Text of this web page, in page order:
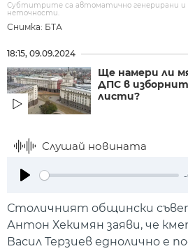
Снимка: БТА
Субтитрите са автоматично генерирани и
неточности.
18:15, 09.09.2024
Ще намери ли
ДПС в
листи?
Слушай новината
Столичният общински
Антон Хекимян заяви, че
Васил Терзиев еднолично е